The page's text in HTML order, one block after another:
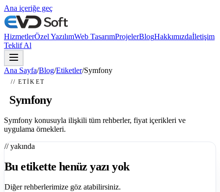
Ana içeriğe geç
HizmetlerÖzel YazılımWeb TasarımProjelerBlogHakkımızdaİletişim
Teklif Al
Ana Sayfa/Blog/Etiketler/Symfony
// ETIKET
Symfony
Symfony konusuyla ilişkili tüm rehberler, fiyat içerikleri ve
uygulama örnekleri.
// yakında
Bu etikette henüz yazı yok
Diğer rehberlerimize göz atabilirsiniz.